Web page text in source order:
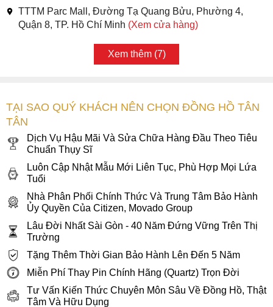
TTTM Parc Mall, Đường Tạ Quang Bửu, Phường 4,
Quận 8, TP. Hồ Chí Minh (Xem cửa hàng)
Xem thêm (7)
TẠI SAO QUÝ KHÁCH NÊN CHỌN ĐỒNG HỒ TÂN
TÂN
Dịch Vụ Hậu Mãi Và Sửa Chữa Hàng Đầu Theo Tiêu
Chuẩn Thụy Sĩ
Luôn Cập Nhật Mẫu Mới Liên Tục, Phù Hợp Mọi Lứa
Tuổi
Nhà Phân Phối Chính Thức Và Trung Tâm Bảo Hành
Ủy Quyền Của Citizen, Movado Group
Lâu Đời Nhất Sài Gòn - 40 Năm Đứng Vững Trên Thị
Trường
Tặng Thêm Thời Gian Bảo Hành Lên Đến 5 Năm
Miễn Phí Thay Pin Chính Hãng (Quartz) Trọn Đời
Tư Vấn Kiến Thức Chuyên Môn Sâu Về Đồng Hồ, Thật
Tâm Và Hữu Dụng